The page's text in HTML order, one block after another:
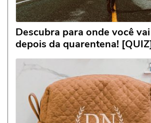
Descubra para onde você
depois da quarentena!